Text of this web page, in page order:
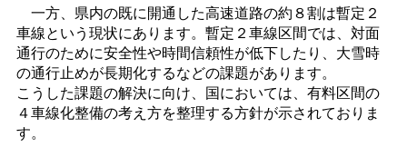
一方、県内の既に開通した高速道路の約８割は暫定２
車線という現状にあります。暫定２車線区間では、対面
通行のために安全性や時間信頼性が低下したり、大雪時
の通行止めが長期化するなどの課題があります。
こうした課題の解決に向け、国においては、有料区間の
４車線化整備の考え方を整理する方針が示されておりま
す。